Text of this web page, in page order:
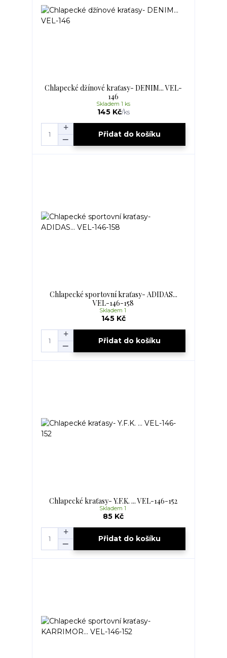
Chlapecké džínové kraťasy- DENIM... VEL-
146
145 Kč/ks
Skladem 1 ks
Přidat do košíku
Chlapecké sportovní kraťasy- ADIDAS...
VEL-146-158
145 Kč
Skladem 1
Přidat do košíku
Chlapecké kraťasy- Y.F.K. ... VEL-146-152
85 Kč
Skladem 1
Přidat do košíku